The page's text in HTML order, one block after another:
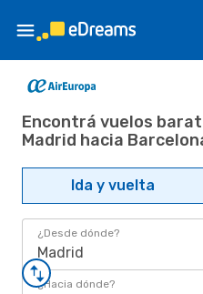
Encontrá vuelos
Madrid hacia
Ida y vuelta
¿Desde dónde?
Madrid
¿Hacia dónde?